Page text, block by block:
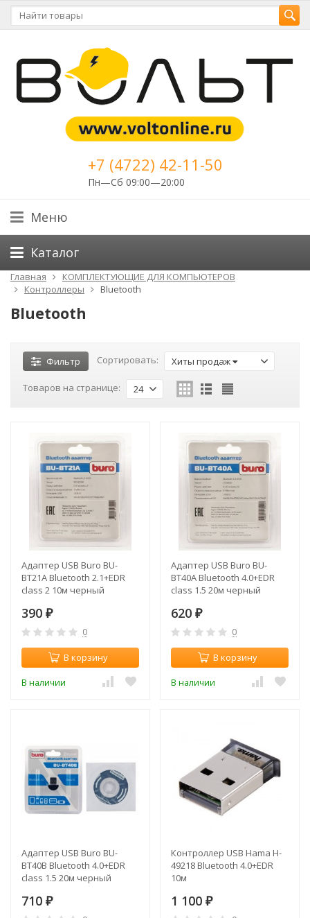
+7 (4722) 42-11-50
Пн—Сб 09:00—20:00
Меню
Каталог
Главная
КОМПЛЕКТУЮЩИЕ ДЛЯ КОМПЬЮТЕРОВ
Контроллеры
Bluetooth
Bluetooth
Фильтр Сортировать: Хиты продаж
Товаров на странице: 24
Адаптер USB Buro BU-
BT21A Bluetooth 2.1+EDR
class 2 10м черный
390 ₽
0
В корзину
В наличии
Адаптер USB Buro BU-
BT40A Bluetooth 4.0+EDR
class 1.5 20м черный
620 ₽
0
В корзину
В наличии
Адаптер USB Buro BU-
BT40B Bluetooth 4.0+EDR
class 1.5 20м черный
710 ₽
Контроллер USB Hama H-
49218 Bluetooth 4.0+EDR
10м
1 100 ₽